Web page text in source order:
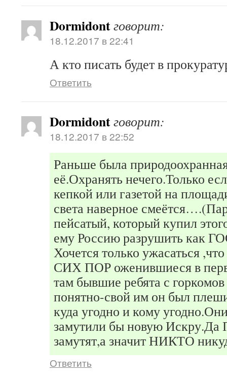
Dormidontговорит:
18.12.2017 в 22:41
А кто писать будет в
Ответить
Dormidontговорит:
18.12.2017 в 22:52
Раньше была
её.Охранять нечего.Только
кепкой или газетой на
света наверное
пейсатый, который купил
ему Россию разрушить как
Хочется только ужасаться
СИХ ПОР оженившиеся в
там бывшие ребята с
понятно-свой им он был
куда угодно и кому
замутили бы новую Искру.Да
замутят,а значит НИКТО
Ответить